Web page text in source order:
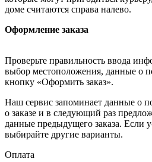
доме считаются справа налево.
Оформление заказа
Проверьте правильность ввода
выбор местоположения, данные о
кнопку «Оформить заказ».
Наш сервис запоминает данные о
о заказе и в следующий раз
данные предыдущего заказа. Если
выбирайте другие варианты.
Оплата